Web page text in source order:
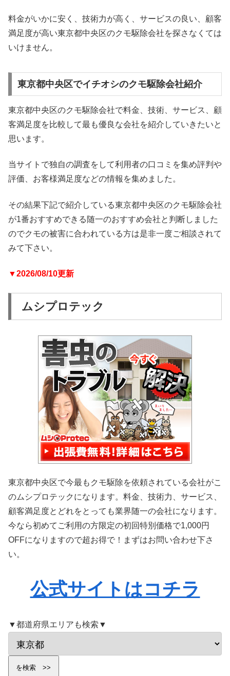
料金がいかに安く、技術力が高く、サービスの良い、顧客
満足度が高い東京都中央区のクモ駆除会社を探さなくては
いけません。
東京都中央区でイチオシのクモ駆除会社紹介
東京都中央区のクモ駆除会社で料金、技術、サービス、顧
客満足度を比較して最も優良な会社を紹介していきたいと
思います。
当サイトで独自の調査をして利用者の口コミを集め評判や
評価、お客様満足度などの情報を集めました。
その結果下記で紹介している東京都中央区のクモ駆除会社
が1番おすすめできる随一のおすすめ会社と判断しました
のでクモの被害に合われている方は是非一度ご相談されて
みて下さい。
▼2026/08/10更新
ムシプロテック
東京都中央区で今最もクモ駆除を依頼されている会社がこ
のムシプロテックになります。料金、技術力、サービス、
顧客満足度とどれをとっても業界随一の会社になります。
今なら初めてご利用の方限定の初回特別価格で1,000円
OFFになりますので超お得で！まずはお問い合わせ下さ
い。
公式サイトはコチラ
▼都道府県エリアも検索▼